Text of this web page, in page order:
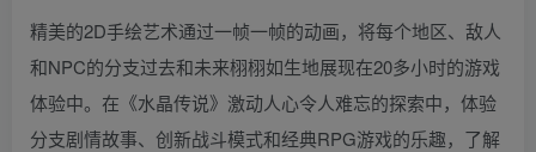
精美的2D手绘艺术通过一帧一帧的动画，将每个地区、敌人
和NPC的分支过去和未来栩栩如生地展现在20多小时的游戏
体验中。在《水晶传说》激动人心令人难忘的探索中，体验
分支剧情故事、创新战斗模式和经典RPG游戏的乐趣，了解